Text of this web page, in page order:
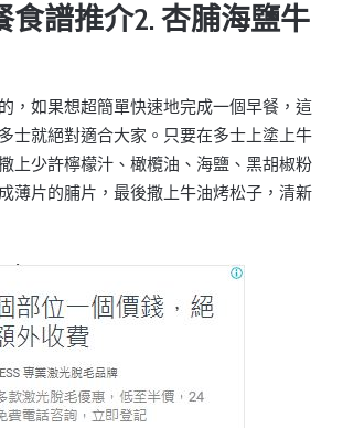
食譜推介2. 杏脯海鹽牛
，如果想超簡單快速地完成一個早餐，這
士就絕對適合大家。只要在多士上塗上牛
上少許檸檬汁、橄欖油、海鹽、黑胡椒粉
薄片的脯片，最後撒上牛油烤松子，清新